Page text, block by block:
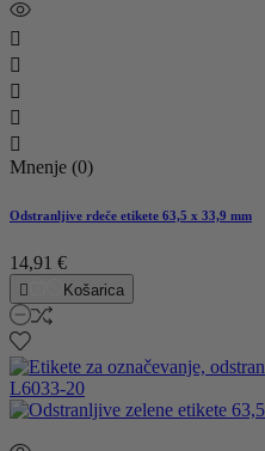





Mnenje (0)
Odstranljive rdeče etikete 63,5 x 33,9 mm
14,91 €
 Košarica